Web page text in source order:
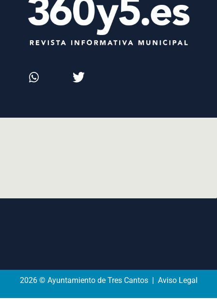
2026 © Ayuntamiento de Tres Cantos | Aviso Legal